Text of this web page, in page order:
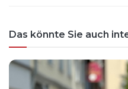
Das könnte Sie auch